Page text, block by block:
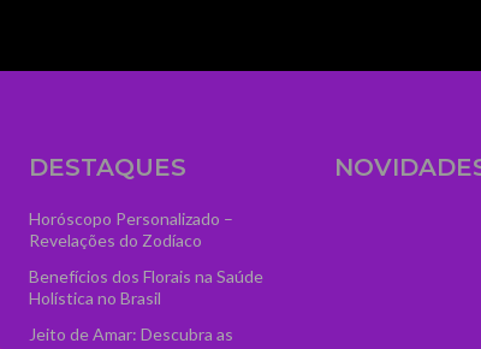
DESTAQUES
Horóscopo Personalizado –
Revelações do Zodíaco
Benefícios dos Florais na Saúde
Holística no Brasil
Jeito de Amar: Descubra as